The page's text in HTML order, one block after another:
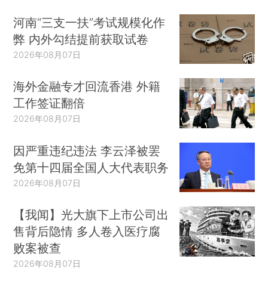
河南“三支一扶”考试规模化作
弊 内外勾结提前获取试卷
2026年08月07日
海外金融专才回流香港 外籍
工作签证翻倍
2026年08月07日
因严重违纪违法 李云泽被罢
免第十四届全国人大代表职务
2026年08月07日
【我闻】光大旗下上市公司出
售背后隐情 多人卷入医疗腐
败案被查
2026年08月07日